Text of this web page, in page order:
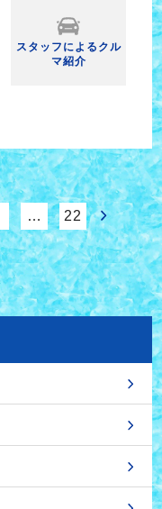
スタッフによるクル
マ紹介
… 22